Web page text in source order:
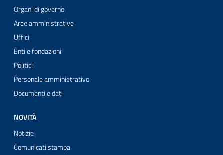
Organi di governo
Aree amministrative
Uffici
Enti e fondazioni
Politici
Personale amministrativo
Documenti e dati
NOVITÀ
Notizie
Comunicati stampa